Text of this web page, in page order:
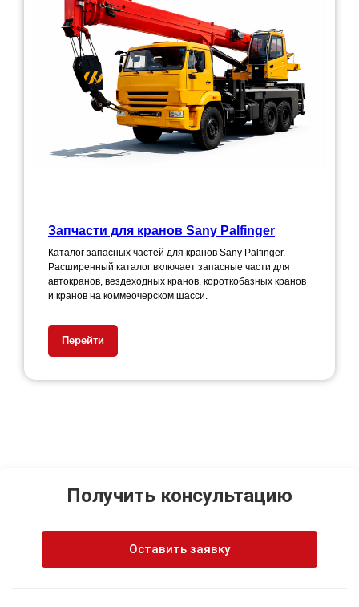
Запчасти для кранов Sany Palfinger
Каталог запасных частей для кранов Sany Palfinger.
Расширенный каталог включает запасные части для
автокранов, вездеходных кранов, короткобазных кранов
и кранов на коммеочерском шасси.
Перейти
Получить консультацию
Оставить заявку